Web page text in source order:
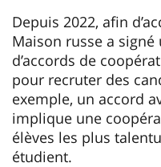
Depuis 2022, afin
Maison russe a
d’accords de
pour recruter des
exemple, un accord
implique une
élèves les plus
étudient.